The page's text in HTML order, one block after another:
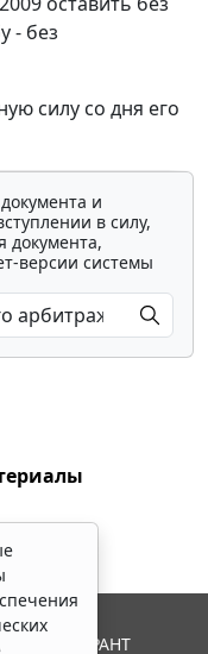
- без
силу со дня его
и
в силу,
документа,
версии системы
ГАРАНТ